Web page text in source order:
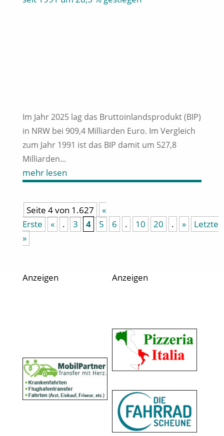
Im Jahr 2025 lag das Bruttoinlandsprodukt (BIP)
in NRW bei 909,4 Milliarden Euro. Im Vergleich
zum Jahr 1991 ist das BIP damit um 527,8
Milliarden...
mehr lesen
Seite 4 von 1.627
«
Erste
« . 3 4 5 6 . 10 20 . »
Letzte
»
Anzeigen Anzeigen